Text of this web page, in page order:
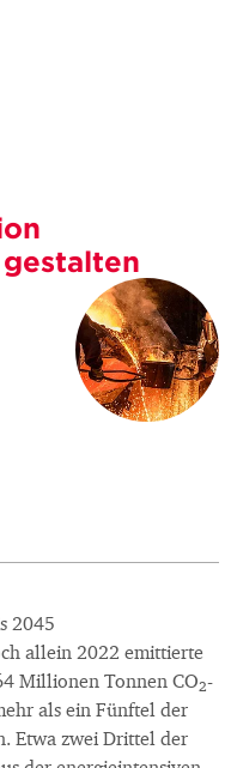
2045
allein 2022 emittierte
Millionen Tonnen CO2-
als ein Fünftel der
Etwa zwei Drittel der